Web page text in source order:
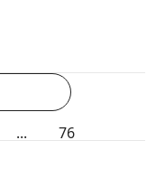
... 76